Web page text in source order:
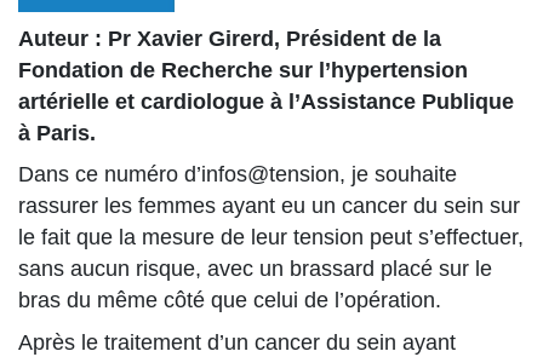
Auteur : Pr Xavier Girerd, Président de la
Fondation de Recherche sur l’hypertension
artérielle et cardiologue à l’Assistance Publique
à Paris.
Dans ce numéro d’infos@tension, je souhaite
rassurer les femmes ayant eu un cancer du sein sur
le fait que la mesure de leur tension peut s’effectuer,
sans aucun risque, avec un brassard placé sur le
bras du même côté que celui de l’opération.
Après le traitement d’un cancer du sein ayant